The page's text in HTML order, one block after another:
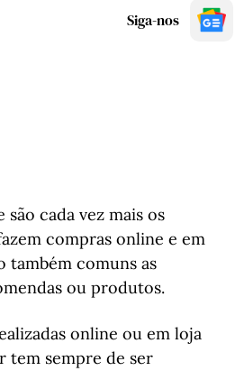
Siga-nos
cada vez mais os
compras online e em
também comuns as
ou produtos.
online ou em loja
tem sempre de ser